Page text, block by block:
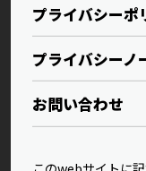
プライバシーポ
プライバシーノ
お問い合わせ